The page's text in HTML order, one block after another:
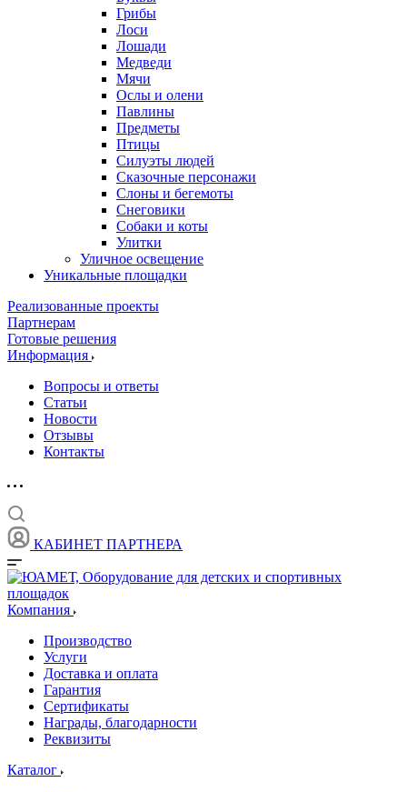
Грибы
Лоси
Лошади
Медведи
Мячи
Ослы и олени
Павлины
Предметы
Птицы
Силуэты людей
Сказочные персонажи
Слоны и бегемоты
Снеговики
Собаки и коты
Улитки
Уличное освещение
Уникальные площадки
Реализованные проекты
Партнерам
Готовые решения
Информация
Вопросы и ответы
Статьи
Новости
Отзывы
Контакты
КАБИНЕТ ПАРТНЕРА
Компания
Производство
Услуги
Доставка и оплата
Гарантия
Сертификаты
Награды, благодарности
Реквизиты
Каталог